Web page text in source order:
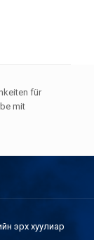
für
mit
эрх хуулиар